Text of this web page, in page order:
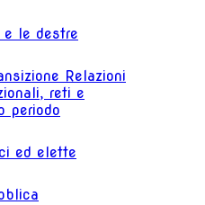
le destre
Relazioni
reti e
periodo
ed elette